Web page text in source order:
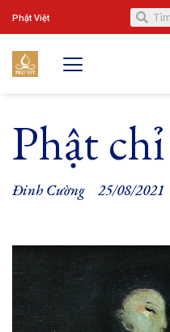
Phật Việt
Phật
Đinh Cường 25/08/2021